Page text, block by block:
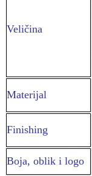
Veličina
Materijal
Finishing
Boja, oblik i logo